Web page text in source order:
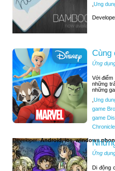
Ung
Cùng
Ứng
Với điểm
những
những
Ung
game
game
Developer:Android, ios, windows
Ứng
Di động